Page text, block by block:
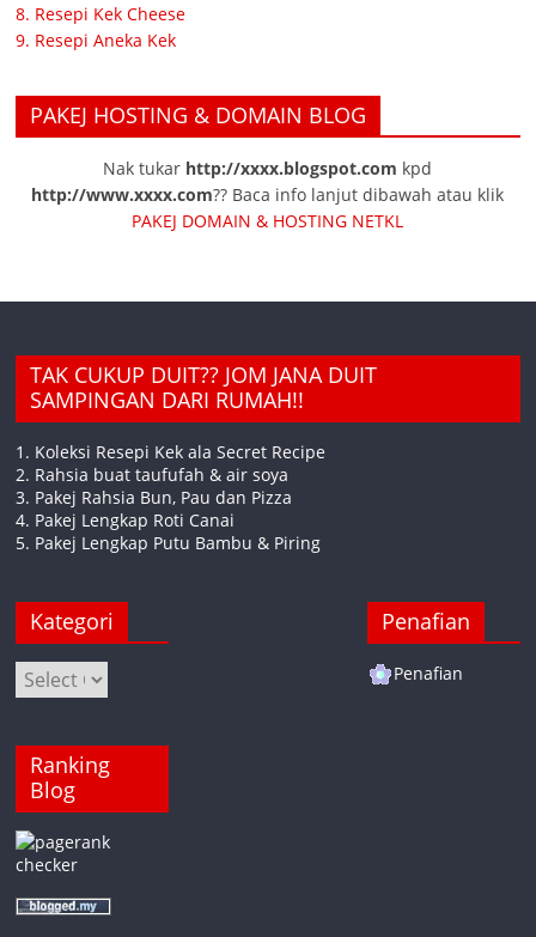
8. Resepi Kek Cheese
9. Resepi Aneka Kek
PAKEJ HOSTING & DOMAIN BLOG
Nak tukar http://xxxx.blogspot.com kpd
http://www.xxxx.com?? Baca info lanjut dibawah atau klik
PAKEJ DOMAIN & HOSTING NETKL
TAK CUKUP DUIT?? JOM JANA DUIT
SAMPINGAN DARI RUMAH!!
1. Koleksi Resepi Kek ala Secret Recipe
2. Rahsia buat taufufah & air soya
3. Pakej Rahsia Bun, Pau dan Pizza
4. Pakej Lengkap Roti Canai
5. Pakej Lengkap Putu Bambu & Piring
Kategori
Kategori
Ranking
Blog
Penafian
Penafian